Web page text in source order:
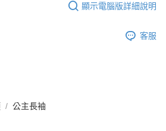
顯示電腦版詳細說明
客服
公主長袖